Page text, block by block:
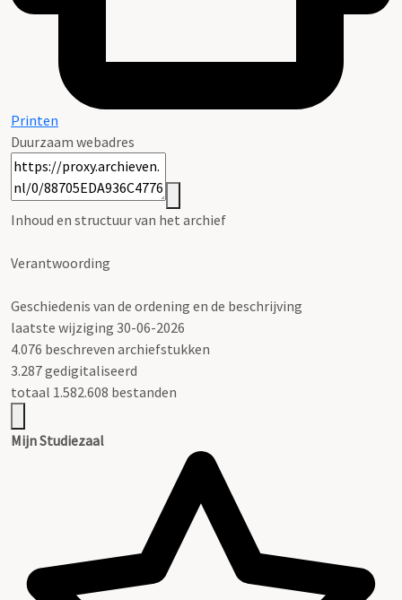
Printen
Duurzaam webadres
Inhoud en structuur van het archief
Verantwoording
Geschiedenis van de ordening en de beschrijving
laatste wijziging 30-06-2026
4.076 beschreven archiefstukken
3.287 gedigitaliseerd
totaal 1.582.608 bestanden
Mijn Studiezaal